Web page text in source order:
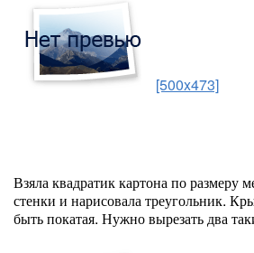
[500x473]
Взяла квадратик картона по размеру
стенки и нарисовала треугольник.
быть покатая. Нужно вырезать два